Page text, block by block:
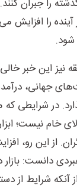
را جبران
را افزایش
شود.
نیز این خبر
جهانی،
در شرایطی
خام نیست؛
از این رو،
دانست:
شرایط از